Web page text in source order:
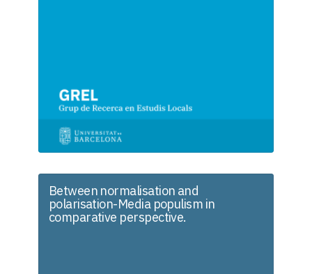
Between normalisation and
polarisation-Media populism in
comparative perspective.